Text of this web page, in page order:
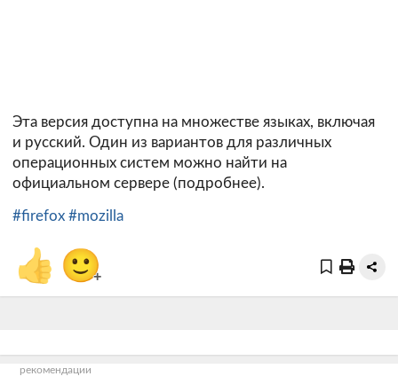
Эта версия доступна на множестве языках, включая
и русский. Один из вариантов для различных
операционных систем можно найти на
официальном сервере (подробнее).
#firefox #mozilla
👍 🙂+
рекомендации